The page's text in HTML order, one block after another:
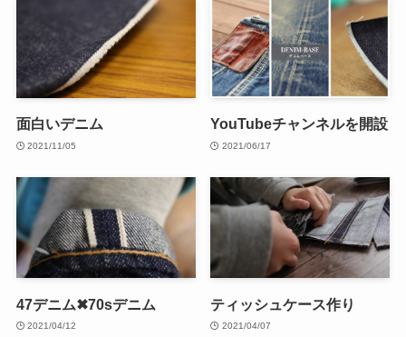
面白いデニム
2021/11/05
YouTubeチャンネルを開設
2021/06/17
47デニム✖70sデニム
2021/04/12
ティッシュケース作り
2021/04/07